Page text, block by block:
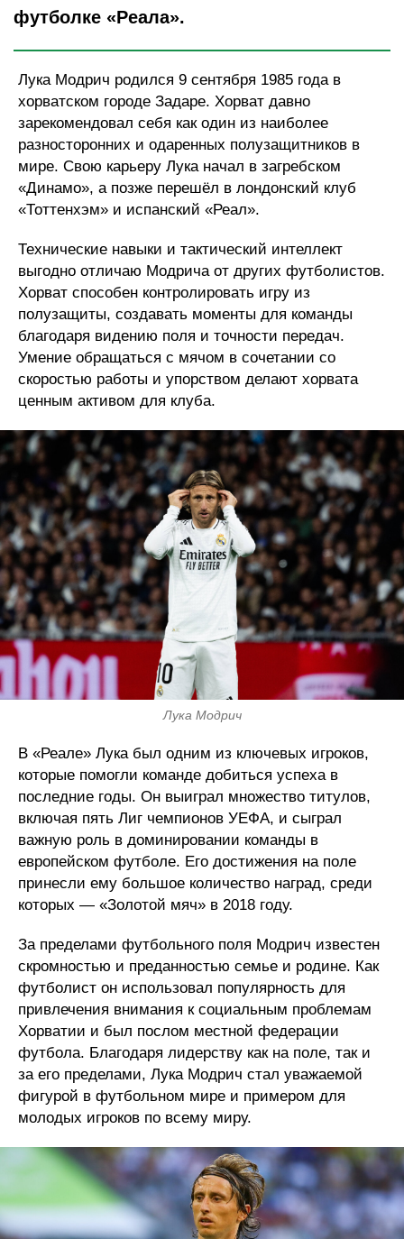
футболке «Реала».
Лука Модрич родился 9 сентября 1985 года в
хорватском городе Задаре. Хорват давно
зарекомендовал себя как один из наиболее
разносторонних и одаренных полузащитников в
мире. Свою карьеру Лука начал в загребском
«Динамо», а позже перешёл в лондонский клуб
«Тоттенхэм» и испанский «Реал».
Технические навыки и тактический интеллект
выгодно отличаю Модрича от других футболистов.
Хорват способен контролировать игру из
полузащиты, создавать моменты для команды
благодаря видению поля и точности передач.
Умение обращаться с мячом в сочетании со
скоростью работы и упорством делают хорвата
ценным активом для клуба.
Лука Модрич
В «Реале» Лука был одним из ключевых игроков,
которые помогли команде добиться успеха в
последние годы. Он выиграл множество титулов,
включая пять Лиг чемпионов УЕФА, и сыграл
важную роль в доминировании команды в
европейском футболе. Его достижения на поле
принесли ему большое количество наград, среди
которых — «Золотой мяч» в 2018 году.
За пределами футбольного поля Модрич известен
скромностью и преданностью семье и родине. Как
футболист он использовал популярность для
привлечения внимания к социальным проблемам
Хорватии и был послом местной федерации
футбола. Благодаря лидерству как на поле, так и
за его пределами, Лука Модрич стал уважаемой
фигурой в футбольном мире и примером для
молодых игроков по всему миру.